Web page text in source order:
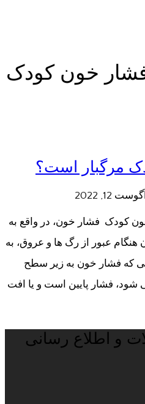
خون کودک
مرگبار است؟
آگوست 12, 2022
کودک فشار خون، در واقع به
عبور از رگ ها و عروق، به
که فشار خون به زیر سطح
شود، فشار پایین است و یا افت
و اطلاع رسانی